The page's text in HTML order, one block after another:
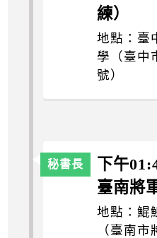
練）
地點：臺
學（臺中
號）
下午
臺南將
地點：鯤
（臺南市